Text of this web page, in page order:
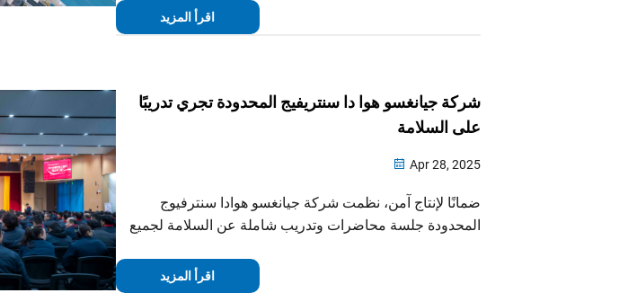
اقرأ المزيد
شركة جيانغسو هوا دا سنتريفيج المحدودة تجري تدريبًا
على السلامة
Apr 28, 2025
ضمانًا لإنتاج آمن، نظمت شركة جيانغسو هوادا سنترفيوج
المحدودة جلسة محاضرات وتدريب شاملة عن السلامة لجميع
لتلقي معلومات عن معرفة الإنتاج الآمن، وتعزيز الت...
اقرأ المزيد